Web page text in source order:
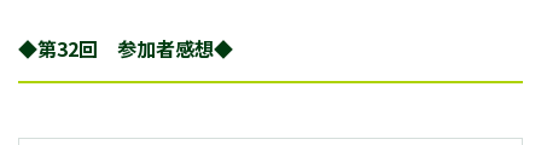
◆第32回 参加者感想◆